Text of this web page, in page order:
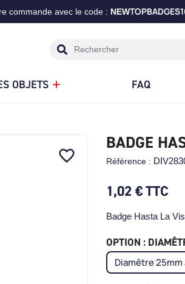
commande avec le code : NEW
OBJETS FAQ
favorite_border
BADGE
Référence :
1,02 €TTC
Badge Hasta La
OPTION :